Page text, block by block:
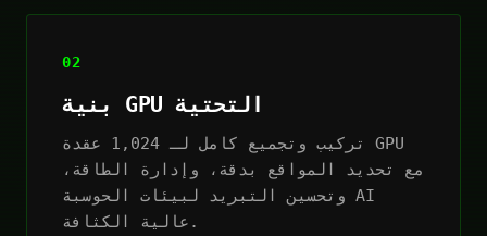
02
بنية GPU التحتية
تركيب وتجميع كامل لـ 1,024 عقدة GPU
مع تحديد المواقع بدقة، وإدارة الطاقة،
وتحسين التبريد لبيئات الحوسبة AI
عالية الكثافة.